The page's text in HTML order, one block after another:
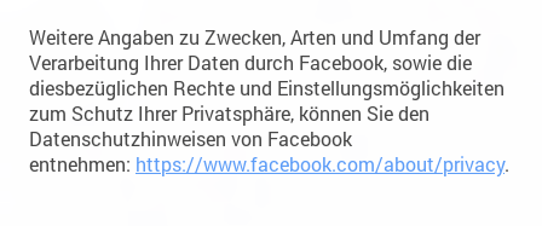
Weitere Angaben zu Zwecken, Arten und Umfang der
Verarbeitung Ihrer Daten durch Facebook, sowie die
diesbezüglichen Rechte und Einstellungsmöglichkeiten
zum Schutz Ihrer Privatsphäre, können Sie den
Datenschutzhinweisen von Facebook
entnehmen: https://www.facebook.com/about/privacy.